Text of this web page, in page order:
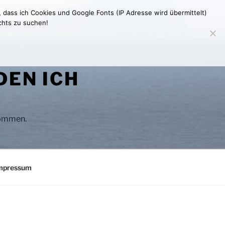
ICH
ich Cookies und Google Fonts (IP Adresse wird übermittelt)
zu suchen!